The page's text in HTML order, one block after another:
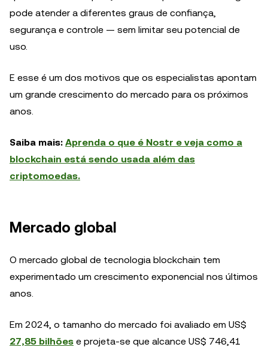
pode atender a diferentes graus de confiança,
segurança e controle — sem limitar seu potencial de
uso.
E esse é um dos motivos que os especialistas apontam
um grande crescimento do mercado para os próximos
anos.
Saiba mais: Aprenda o que é Nostr e veja como a
blockchain está sendo usada além das
criptomoedas.
Mercado global
O mercado global de tecnologia blockchain tem
experimentado um crescimento exponencial nos últimos
anos.
Em 2024, o tamanho do mercado foi avaliado em US$
27,85 bilhões e projeta-se que alcance US$ 746,41